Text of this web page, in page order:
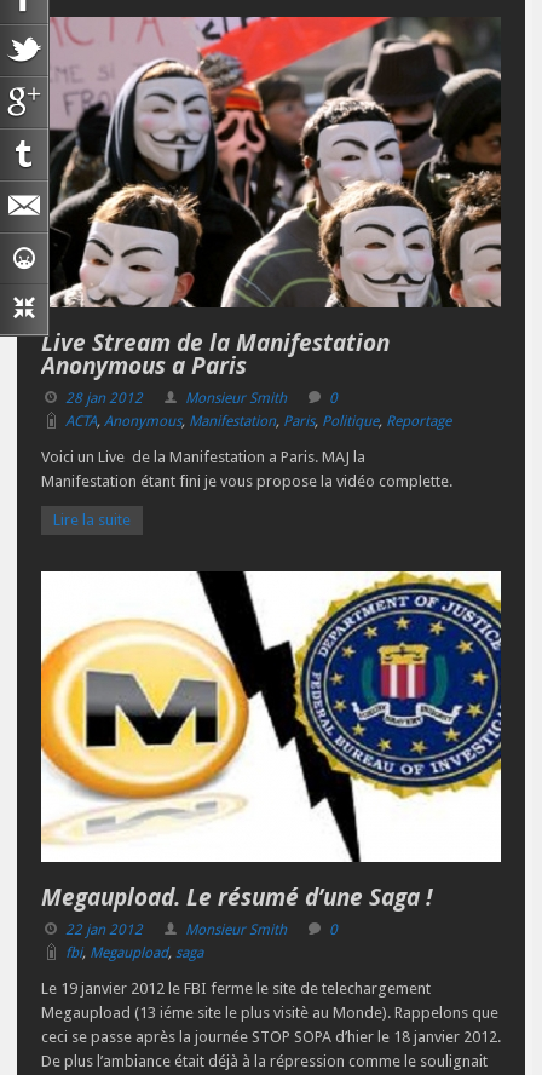
Live Stream de la Manifestation
Anonymous a Paris
28 jan 2012 Monsieur Smith
0
ACTA, Anonymous, Manifestation, Paris, Politique, Reportage
Voici un Live de la Manifestation a Paris. MAJ la
Manifestation étant fini je vous propose la vidéo complette.
Lire la suite
Megaupload. Le résumé d’une Saga !
22 jan 2012 Monsieur Smith
0
fbi, Megaupload, saga
Le 19 janvier 2012 le FBI ferme le site de telechargement
Megaupload (13 iéme site le plus visitè au Monde). Rappelons que
ceci se passe après la journée STOP SOPA d’hier le 18 janvier 2012.
De plus l’ambiance était déjà à la répression comme le soulignait